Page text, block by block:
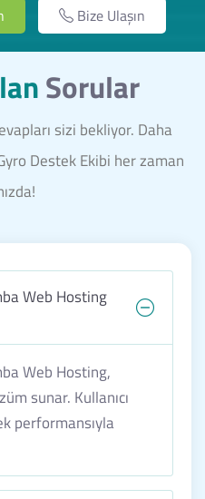
Bize Ulaşın
Sorular
sizi bekliyor. Daha
Destek Ekibi her zaman
Web Hosting
Web Hosting,
sunar. Kullanıcı
performansıyla